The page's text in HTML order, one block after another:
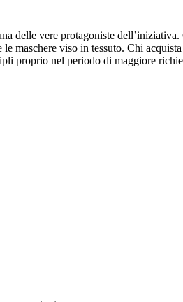
delle vere protagoniste
le maschere viso in tessuto. Chi
proprio nel periodo di maggiore